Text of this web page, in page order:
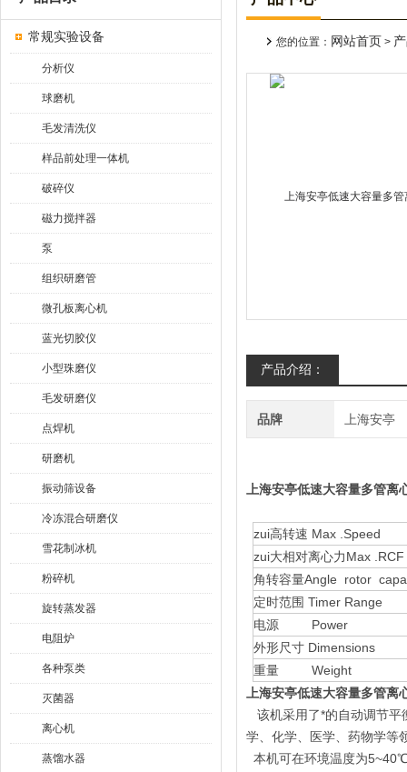
常规实验设备
分析仪
球磨机
毛发清洗仪
样品前处理一体机
破碎仪
磁力搅拌器
泵
组织研磨管
微孔板离心机
蓝光切胶仪
小型珠磨仪
毛发研磨仪
点焊机
研磨机
振动筛设备
冷冻混合研磨仪
雪花制冰机
粉碎机
旋转蒸发器
电阻炉
各种泵类
灭菌器
离心机
蒸馏水器
您的位置： 网站首页 >
产品介绍：
品牌 上海安亭
上海安亭低速大容量多管
zui高转速 Max .Speed
zui大相对离心力Max .RCF
角转容量Angle rotor
定时范围 Timer Range
电源 Power
外形尺寸 Dimensions
重量 Weight
上海安亭低速大容量多管
该机采用了*的自动调节平
学、化学、医学、药物学等
本机可在环境温度为